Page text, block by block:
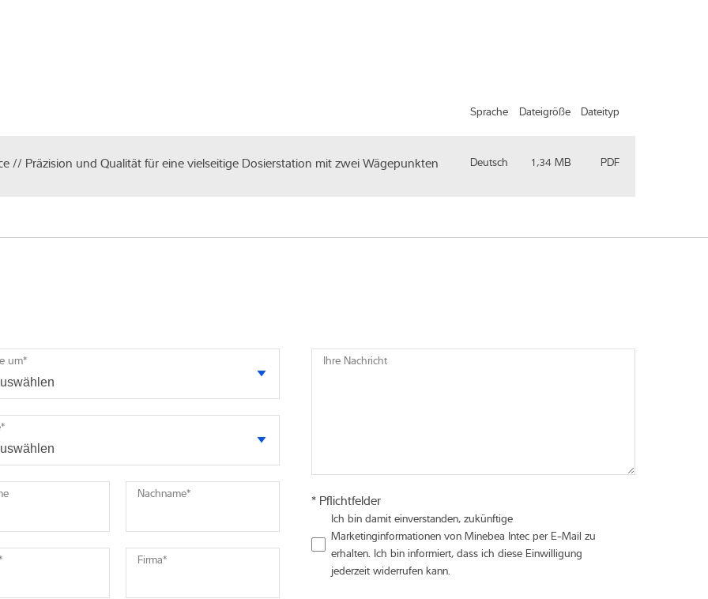
Sprache Dateigröße Dateityp
// Präzision und Qualität für eine vielseitige Dosierstation mit zwei Wägepunkten Deutsch 1,34 MB PDF
um*
*
Nachname*
Firma*
Ihre Nachricht
* Pflichtfelder
Ich bin damit einverstanden, zukünftige
Marketinginformationen von Minebea Intec per E-Mail zu
erhalten. Ich bin informiert, dass ich diese Einwilligung
jederzeit widerrufen kann.